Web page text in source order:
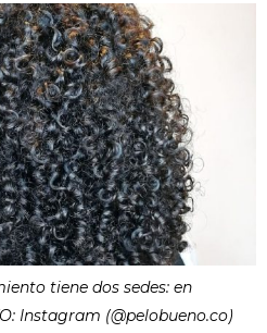
tiene dos sedes: en
Instagram (@pelobueno.co)